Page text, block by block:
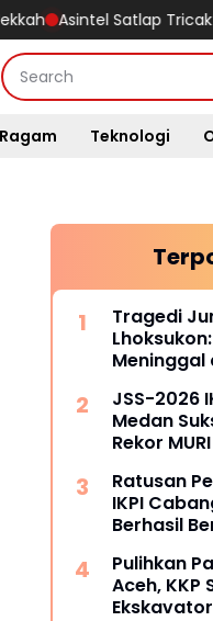
Satlap Tricakti Beri
Ragam Teknologi
Tragedi
Meninggal
JSS-2026
Medan
Rekor
Indonesia
Ratusan
IKPI
Berhasil
Pulihkan
Aceh, KKP